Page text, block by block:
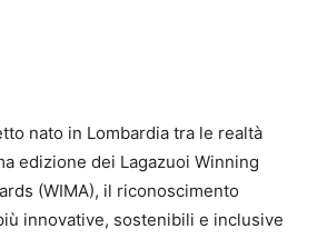
nato in Lombardia tra le realtà
edizione dei Lagazuoi Winning
(WIMA), il riconoscimento
innovative, sostenibili e inclusive